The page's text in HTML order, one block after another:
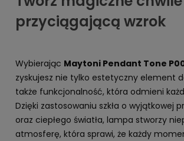
przyciągającą wzrok
Wybierając Maytoni Pendant Tone
zyskujesz nie tylko estetyczny element
także funkcjonalność, która odmieni
Dzięki zastosowaniu szkła o wyjątkowej
oraz ciepłego światła, lampa stworzy
atmosferę, która sprawi, że każdy